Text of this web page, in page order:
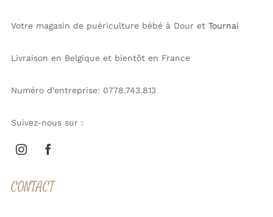
Votre magasin de puériculture bébé à Dour et Tournai
Livraison en Belgique et bientôt en France
Numéro d’entreprise: 0778.743.813
Suivez-nous sur :
CONTACT